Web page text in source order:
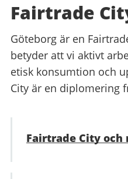
Fairtrade
Göteborg är en
betyder att vi aktivt
etisk konsumtion och
City är en diplomering
Fairtrade City